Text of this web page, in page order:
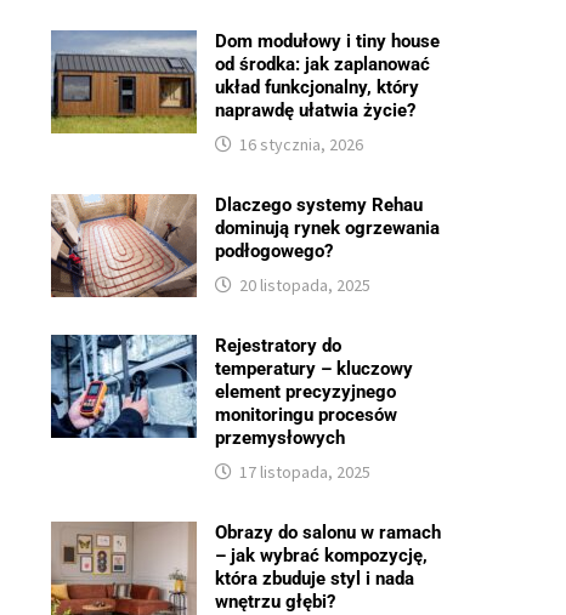
Dom modułowy i tiny house
od środka: jak zaplanować
układ funkcjonalny, który
naprawdę ułatwia życie?
16 stycznia, 2026
Dlaczego systemy Rehau
dominują rynek ogrzewania
podłogowego?
20 listopada, 2025
Rejestratory do
temperatury – kluczowy
element precyzyjnego
monitoringu procesów
przemysłowych
17 listopada, 2025
Obrazy do salonu w ramach
– jak wybrać kompozycję,
która zbuduje styl i nada
wnętrzu głębi?